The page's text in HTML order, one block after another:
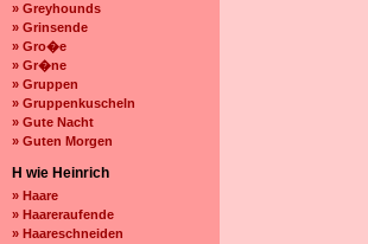
» Greyhounds
» Grinsende
» Gro�e
» Gr�ne
» Gruppen
» Gruppenkuscheln
» Gute Nacht
» Guten Morgen
H wie Heinrich
» Haare
» Haareraufende
» Haareschneiden